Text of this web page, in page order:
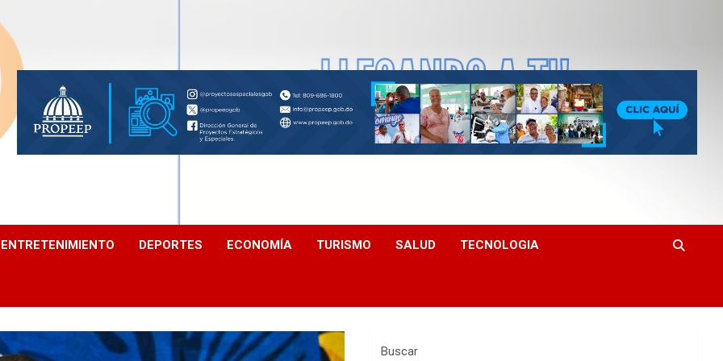
ENTRETENIMIENTO DEPORTES ECONOMÍA TURISMO SALUD TECNOLOGIA
Buscar